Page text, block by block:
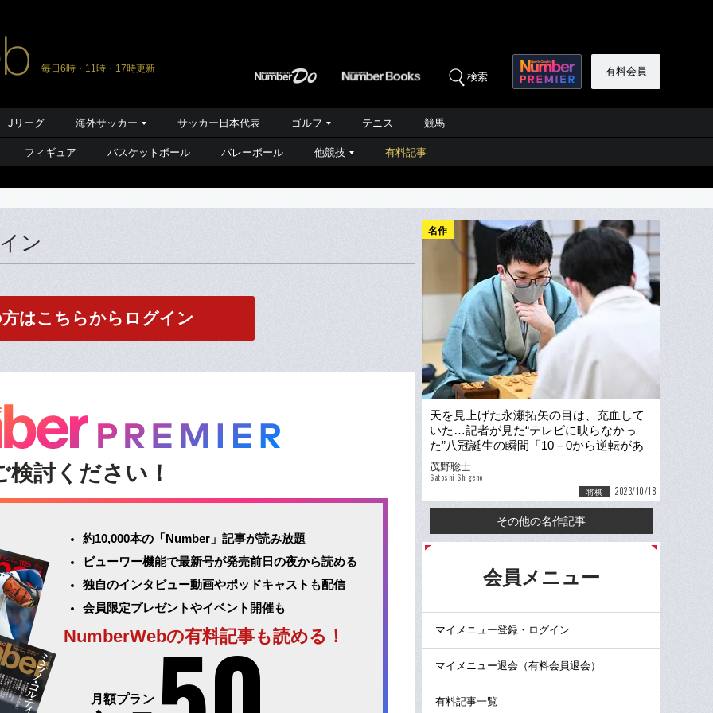
毎日6時・11時・17時更新
検索 有料会員
Jリーグ 海外サッカー サッカー日本代表 ゴルフ テニス 競馬
フィギュア バスケットボール バレーボール 他競技 有料記事
ン
はこちらからログイン
検討ください！
約10,000本の「Number」記事が読み放題
ビューワー機能で最新号が発売前日の夜から読める
独自のインタビュー動画やポッドキャストも配信
会員限定プレゼントやイベント開催も
NumberWebの有料記事も読める！
月額プラン
名作
天を見上げた永瀬拓矢の目は、充血して
いた…記者が見た“テレビに映らなかっ
た”八冠誕生の瞬間「10－0から逆転があ
る…将棋は残酷だ」
茂野聡士
Satoshi Shigeno
将棋 2023/10/18
その他の名作記事
会員メニュー
マイメニュー登録・ログイン
マイメニュー退会（有料会員退会）
有料記事一覧